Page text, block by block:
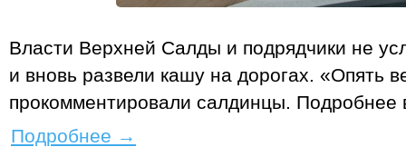
Власти Верхней Салды и подрядчики не
и вновь развели кашу на дорогах. «Опять
прокомментировали салдинцы. Подробнее
Подробнее →